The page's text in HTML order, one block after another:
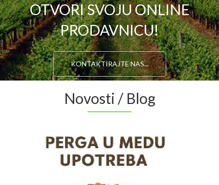
OTVORI SVOJU ONLINE
PRODAVNICU!
KONTAKTIRAJTE NAS...
Novosti / Blog